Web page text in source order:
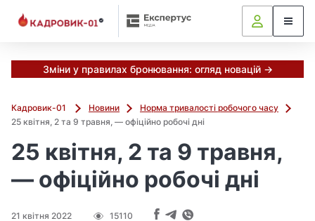
Зміни у правилах бронювання: огляд новацій →
Кадровик-01 Новини
Норма тривалості робочого часу
25 квітня, 2 та 9 травня, — офіційно робочі дні
25 квітня, 2 та 9 травня,
— офіційно робочі дні
21 квітня 2022 15110